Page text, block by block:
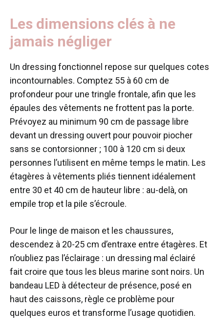
Les dimensions clés à ne
jamais négliger
Un dressing fonctionnel repose sur quelques cotes
incontournables. Comptez 55 à 60 cm de
profondeur pour une tringle frontale, afin que les
épaules des vêtements ne frottent pas la porte.
Prévoyez au minimum 90 cm de passage libre
devant un dressing ouvert pour pouvoir piocher
sans se contorsionner ; 100 à 120 cm si deux
personnes l’utilisent en même temps le matin. Les
étagères à vêtements pliés tiennent idéalement
entre 30 et 40 cm de hauteur libre : au-delà, on
empile trop et la pile s’écroule.
Pour le linge de maison et les chaussures,
descendez à 20-25 cm d’entraxe entre étagères. Et
n’oubliez pas l’éclairage : un dressing mal éclairé
fait croire que tous les bleus marine sont noirs. Un
bandeau LED à détecteur de présence, posé en
haut des caissons, règle ce problème pour
quelques euros et transforme l’usage quotidien.